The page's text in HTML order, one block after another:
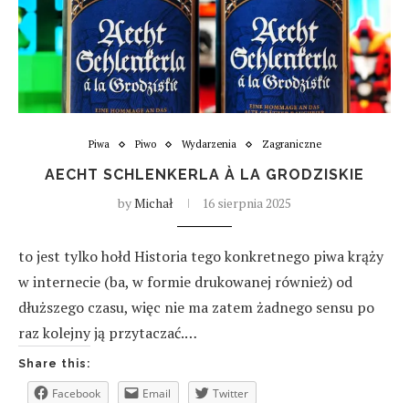
Piwa Piwo Wydarzenia Zagraniczne
AECHT SCHLENKERLA À LA GRODZISKIE
byMichał 16 sierpnia 2025
to jest tylko hołd Historia tego konkretnego piwa krąży
w internecie (ba, w formie drukowanej również) od
dłuższego czasu, więc nie ma zatem żadnego sensu po
raz kolejny ją przytaczać.…
Share this:
Facebook Email Twitter